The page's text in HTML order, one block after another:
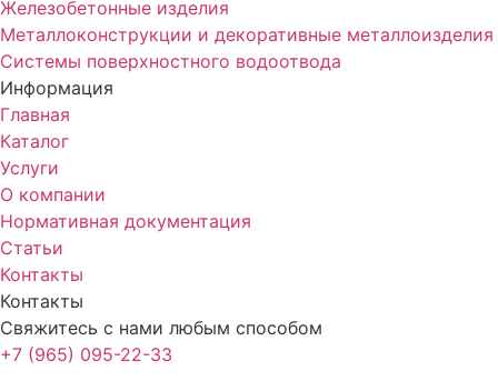
Железобетонные изделия
Металлоконструкции и декоративные металлоизделия
Системы поверхностного водоотвода
Информация
Главная
Каталог
Услуги
О компании
Нормативная документация
Статьи
Контакты
Контакты
Свяжитесь с нами любым способом
+7 (965) 095-22-33